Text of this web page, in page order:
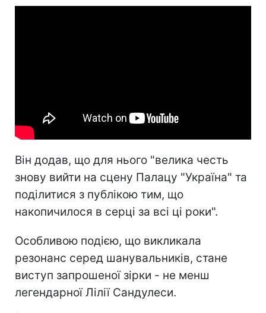
Він додав, що для нього "велика честь
знову вийти на сцену Палацу "Україна" та
поділитися з публікою тим, що
накопичилося в серці за всі ці роки".
Особливою подією, що викликала
резонанс серед шанувальників, стане
виступ запрошеної зірки - не менш
легендарної Лілії Сандулеси.